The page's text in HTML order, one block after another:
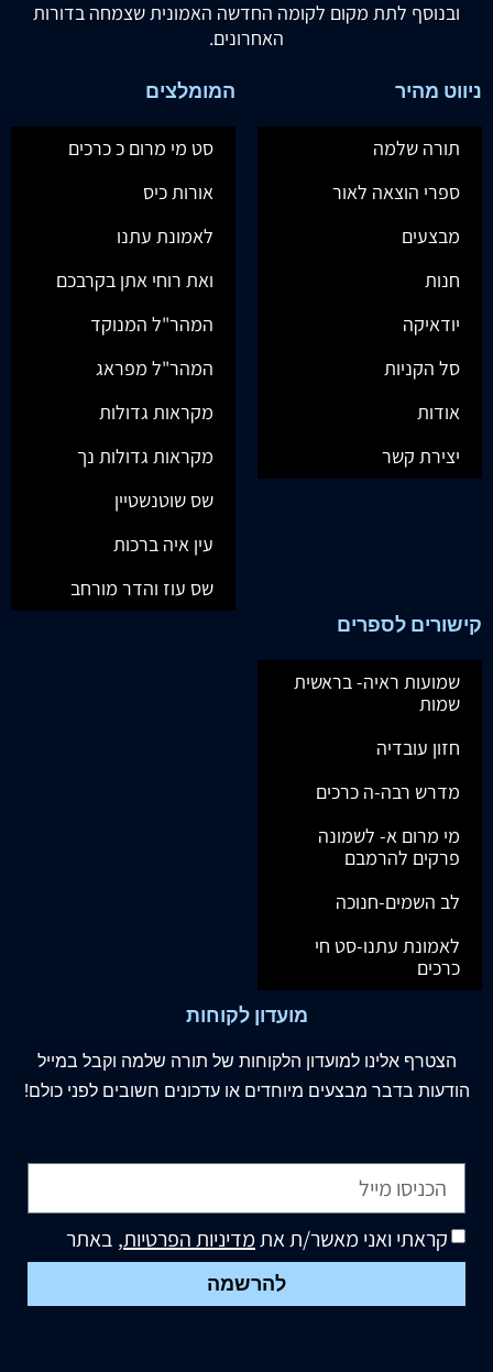
ובנוסף לתת מקום לקומה החדשה האמונית שצמחה בדורות
האחרונים.
ניווט מהיר
תורה שלמה
ספרי הוצאה לאור
מבצעים
חנות
יודאיקה
סל הקניות
אודות
יצירת קשר
המומלצים
סט מי מרום כ כרכים
אורות כיס
לאמונת עתנו
ואת רוחי אתן בקרבכם
המהר"ל המנוקד
המהר"ל מפראג
מקראות גדולות
מקראות גדולות נך
שס שוטנשטיין
עין איה ברכות
שס עוז והדר מורחב
קישורים לספרים
שמועות ראיה- בראשית
שמות
חזון עובדיה
מדרש רבה-ה כרכים
מי מרום א- לשמונה
פרקים להרמבם
לב השמים-חנוכה
לאמונת עתנו-סט חי
כרכים
מועדון לקוחות
הצטרף אלינו למועדון הלקוחות של תורה שלמה וקבל במייל
הודעות בדבר מבצעים מיוחדים או עדכונים חשובים לפני כולם!
קראתי ואני מאשר/ת אתמדיניות הפרטיות, באתר
להרשמה